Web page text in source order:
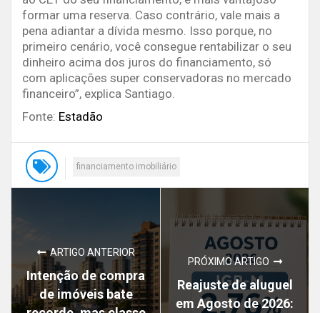
formar uma reserva. Caso contrário, vale mais a
pena adiantar a dívida mesmo. Isso porque, no
primeiro cenário, você consegue rentabilizar o seu
dinheiro acima dos juros do financiamento, só
com aplicações super conservadoras no mercado
financeiro”, explica Santiago.
Fonte: Estadão
financiamento imobiliário
ARTIGO ANTERIOR
Intenção de compra
de imóveis bate
PRÓXIMO ARTIGO
Reajuste de aluguel
em Agosto de 2026: